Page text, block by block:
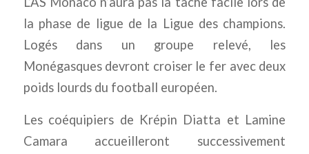
la phase de ligue de la Ligue des champions.
Logés dans un groupe relevé, les
Monégasques devront croiser le fer avec deux
poids lourds du football européen.
Les coéquipiers de Krépin Diatta et Lamine
Camara accueilleront successivement